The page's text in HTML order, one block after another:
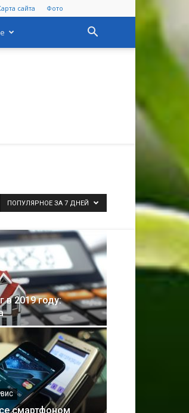
сайта Фото
ПОПУЛЯРНОЕ ЗА 7 ДНЕЙ
в 2019 году:
смартфоном